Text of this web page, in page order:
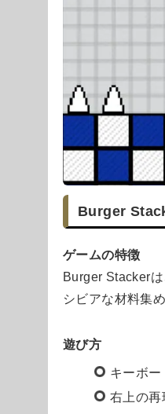
Burger
ゲームの特徴
Burger Stacker
シビアな材料集
遊び方
キーボー
右上の再